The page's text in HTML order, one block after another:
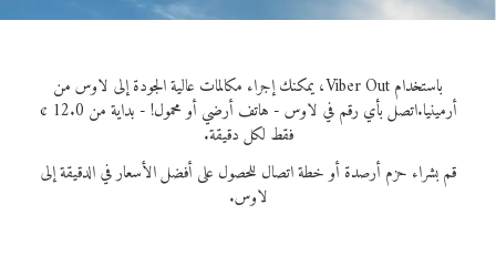
باستخدام Viber Out، يمكنك إجراء مكالمات عالية الجودة إلى لاوس من
أرمينيا.
اتصل بأي رقم في لاوس - هاتف أرضي أو محمول! - بداية من 12.0 ¢
فقط لكل دقيقة.
قم بشراء حزم أرصدة أو خطة اتصال للحصول على أفضل الأسعار في الدقيقة إلى
لاوس.